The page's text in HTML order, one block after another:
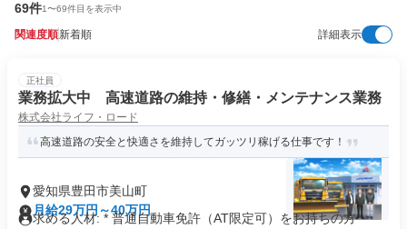
69件1〜69件目を表示中
関連度順新着順 詳細表示
正社員
業務拡大中 高速道路の維持・修繕・メンテナンス業務
株式会社ライフ・ロード
高速道路の安全と快適さを維持してガッツリ稼げる仕事です！
愛知県豊田市美山町
月給29万円～40万円
求める人材: * 普通⾃動⾞免許（AT限定可）をお持ちの⽅